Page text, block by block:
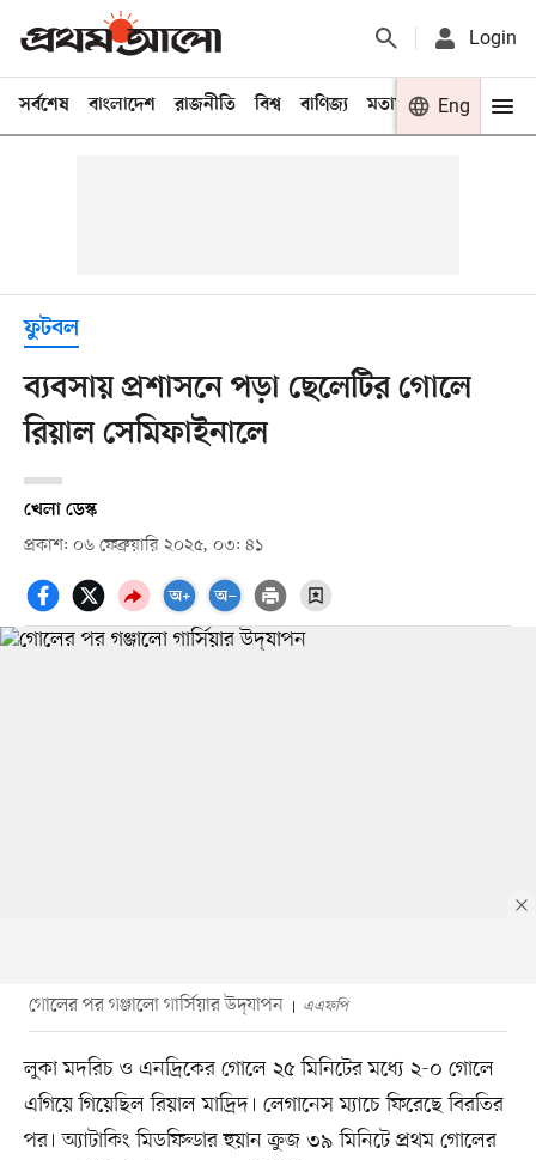
Login
সর্বশেষ বাংলাদেশ রাজনীতি বিশ্ব বাণিজ্য মতামত খেলা
Eng
ফুটবল
ব্যবসায় প্রশাসনে পড়া ছেলেটির গোলে
রিয়াল সেমিফাইনালে
খেলা ডেস্ক
প্রকাশ: ০৬ ফেব্রুয়ারি ২০২৫, ০৩: ৪১
গোলের পর গঞ্জালো গার্সিয়ার উদ্‌যাপন এএফপি
লুকা মদরিচ ও এনদ্রিকের গোলে ২৫ মিনিটের মধ্যে ২-০ গোলে
এগিয়ে গিয়েছিল রিয়াল মাদ্রিদ। লেগানেস ম্যাচে ফিরেছে বিরতির
পর। অ্যাটাকিং মিডফিল্ডার হুয়ান ক্রুজ ৩৯ মিনিটে প্রথম গোলের